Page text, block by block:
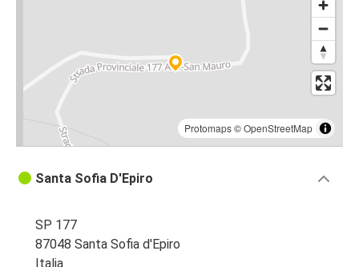
Protomaps©OpenStreetMap
Santa Sofia D'Epiro
SP 177
87048 Santa Sofia d'Epiro
Italia